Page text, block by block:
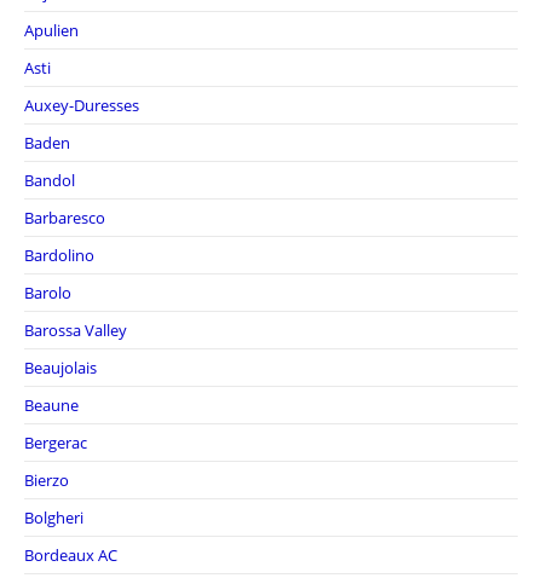
Apulien
Asti
Auxey-Duresses
Baden
Bandol
Barbaresco
Bardolino
Barolo
Barossa Valley
Beaujolais
Beaune
Bergerac
Bierzo
Bolgheri
Bordeaux AC